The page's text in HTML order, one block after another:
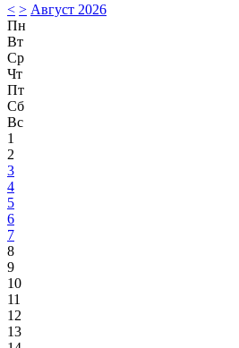
< > Август 2026
Пн
Вт
Ср
Чт
Пт
Сб
Вс
1
2
3
4
5
6
7
8
9
10
11
12
13